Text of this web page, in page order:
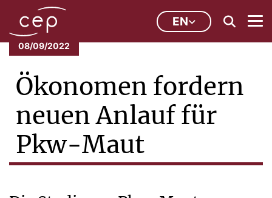
EN
08/09/2022
Ökonomen fordern
neuen Anlauf für
Pkw-Maut